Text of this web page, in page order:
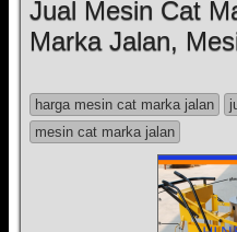
Jual Mesin Cat
Marka Jalan,
harga mesin cat marka jalan
mesin cat marka jalan